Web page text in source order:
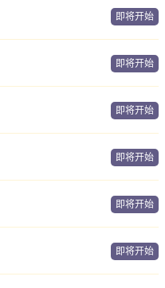
即将开始
即将开始
即将开始
即将开始
即将开始
即将开始